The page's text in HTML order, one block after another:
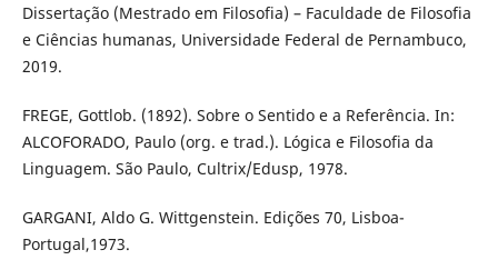
Dissertação (Mestrado em Filosofia) – Faculdade de Filosofia
e Ciências humanas, Universidade Federal de Pernambuco,
2019.
FREGE, Gottlob. (1892). Sobre o Sentido e a Referência. In:
ALCOFORADO, Paulo (org. e trad.). Lógica e Filosofia da
Linguagem. São Paulo, Cultrix/Edusp, 1978.
GARGANI, Aldo G. Wittgenstein. Edições 70, Lisboa-
Portugal,1973.